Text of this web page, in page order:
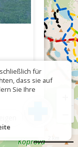
für
dass sie auf
Sie Ihre